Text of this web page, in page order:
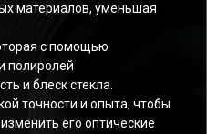
материалов, уменьшая
с помощью
полиролей
и блеск стекла.
точности и опыта, чтобы
его оптические